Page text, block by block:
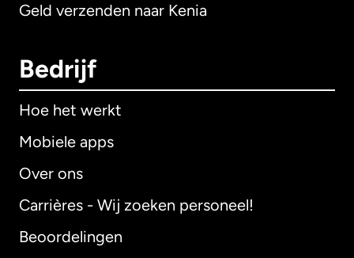
Geld verzenden naar Kenia
Bedrijf
Hoe het werkt
Mobiele apps
Over ons
Carrières - Wij zoeken personeel!
Beoordelingen